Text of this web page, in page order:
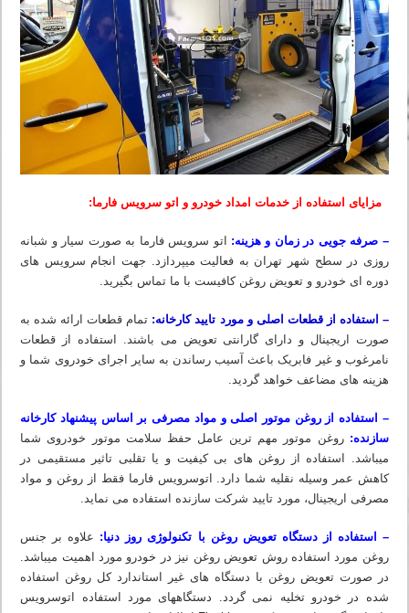
مزایای استفاده از خدمات امداد خودرو و اتو سرویس فارما:
– صرفه جویی در زمان و هزینه: اتو سرویس فارما به صورت سیار و شبانه
روزی در سطح شهر تهران به فعالیت میپردازد. جهت انجام سرویس های
دوره ای خودرو و تعویض روغن کافیست با ما تماس بگیرید.
– استفاده از قطعات اصلی و مورد تایید کارخانه: تمام قطعات ارائه شده به
صورت اریجینال و دارای گارانتی تعویض می باشند. استفاده از قطعات
نامرغوب و غیر فابریک باعث آسیب رساندن به سایر اجرای خودروی شما و
هزینه های مضاعف خواهد گردید.
– استفاده از روغن موتور اصلی و مواد مصرفی بر اساس پیشنهاد کارخانه
سازنده: روغن موتور مهم ترین عامل حفظ سلامت موتور خودروی شما
میباشد. استفاده از روغن های بی کیفیت و یا تقلبی تاثیر مستقیمی در
کاهش عمر وسیله نقلیه شما دارد. اتوسرویس فارما فقط از روغن و مواد
مصرفی اریجینال، مورد تایید شرکت سازنده استفاده می نماید.
– استفاده از دستگاه تعویض روغن با تکنولوژی روز دنیا: علاوه بر جنس
روغن مورد استفاده روش تعویض روغن نیز در خودرو مورد اهمیت میباشد.
در صورت تعویض روغن با دستگاه های غیر استاندارد کل روغن استفاده
شده در خودرو تخلیه نمی گردد. دستگاه‏های مورد استفاده اتوسرویس